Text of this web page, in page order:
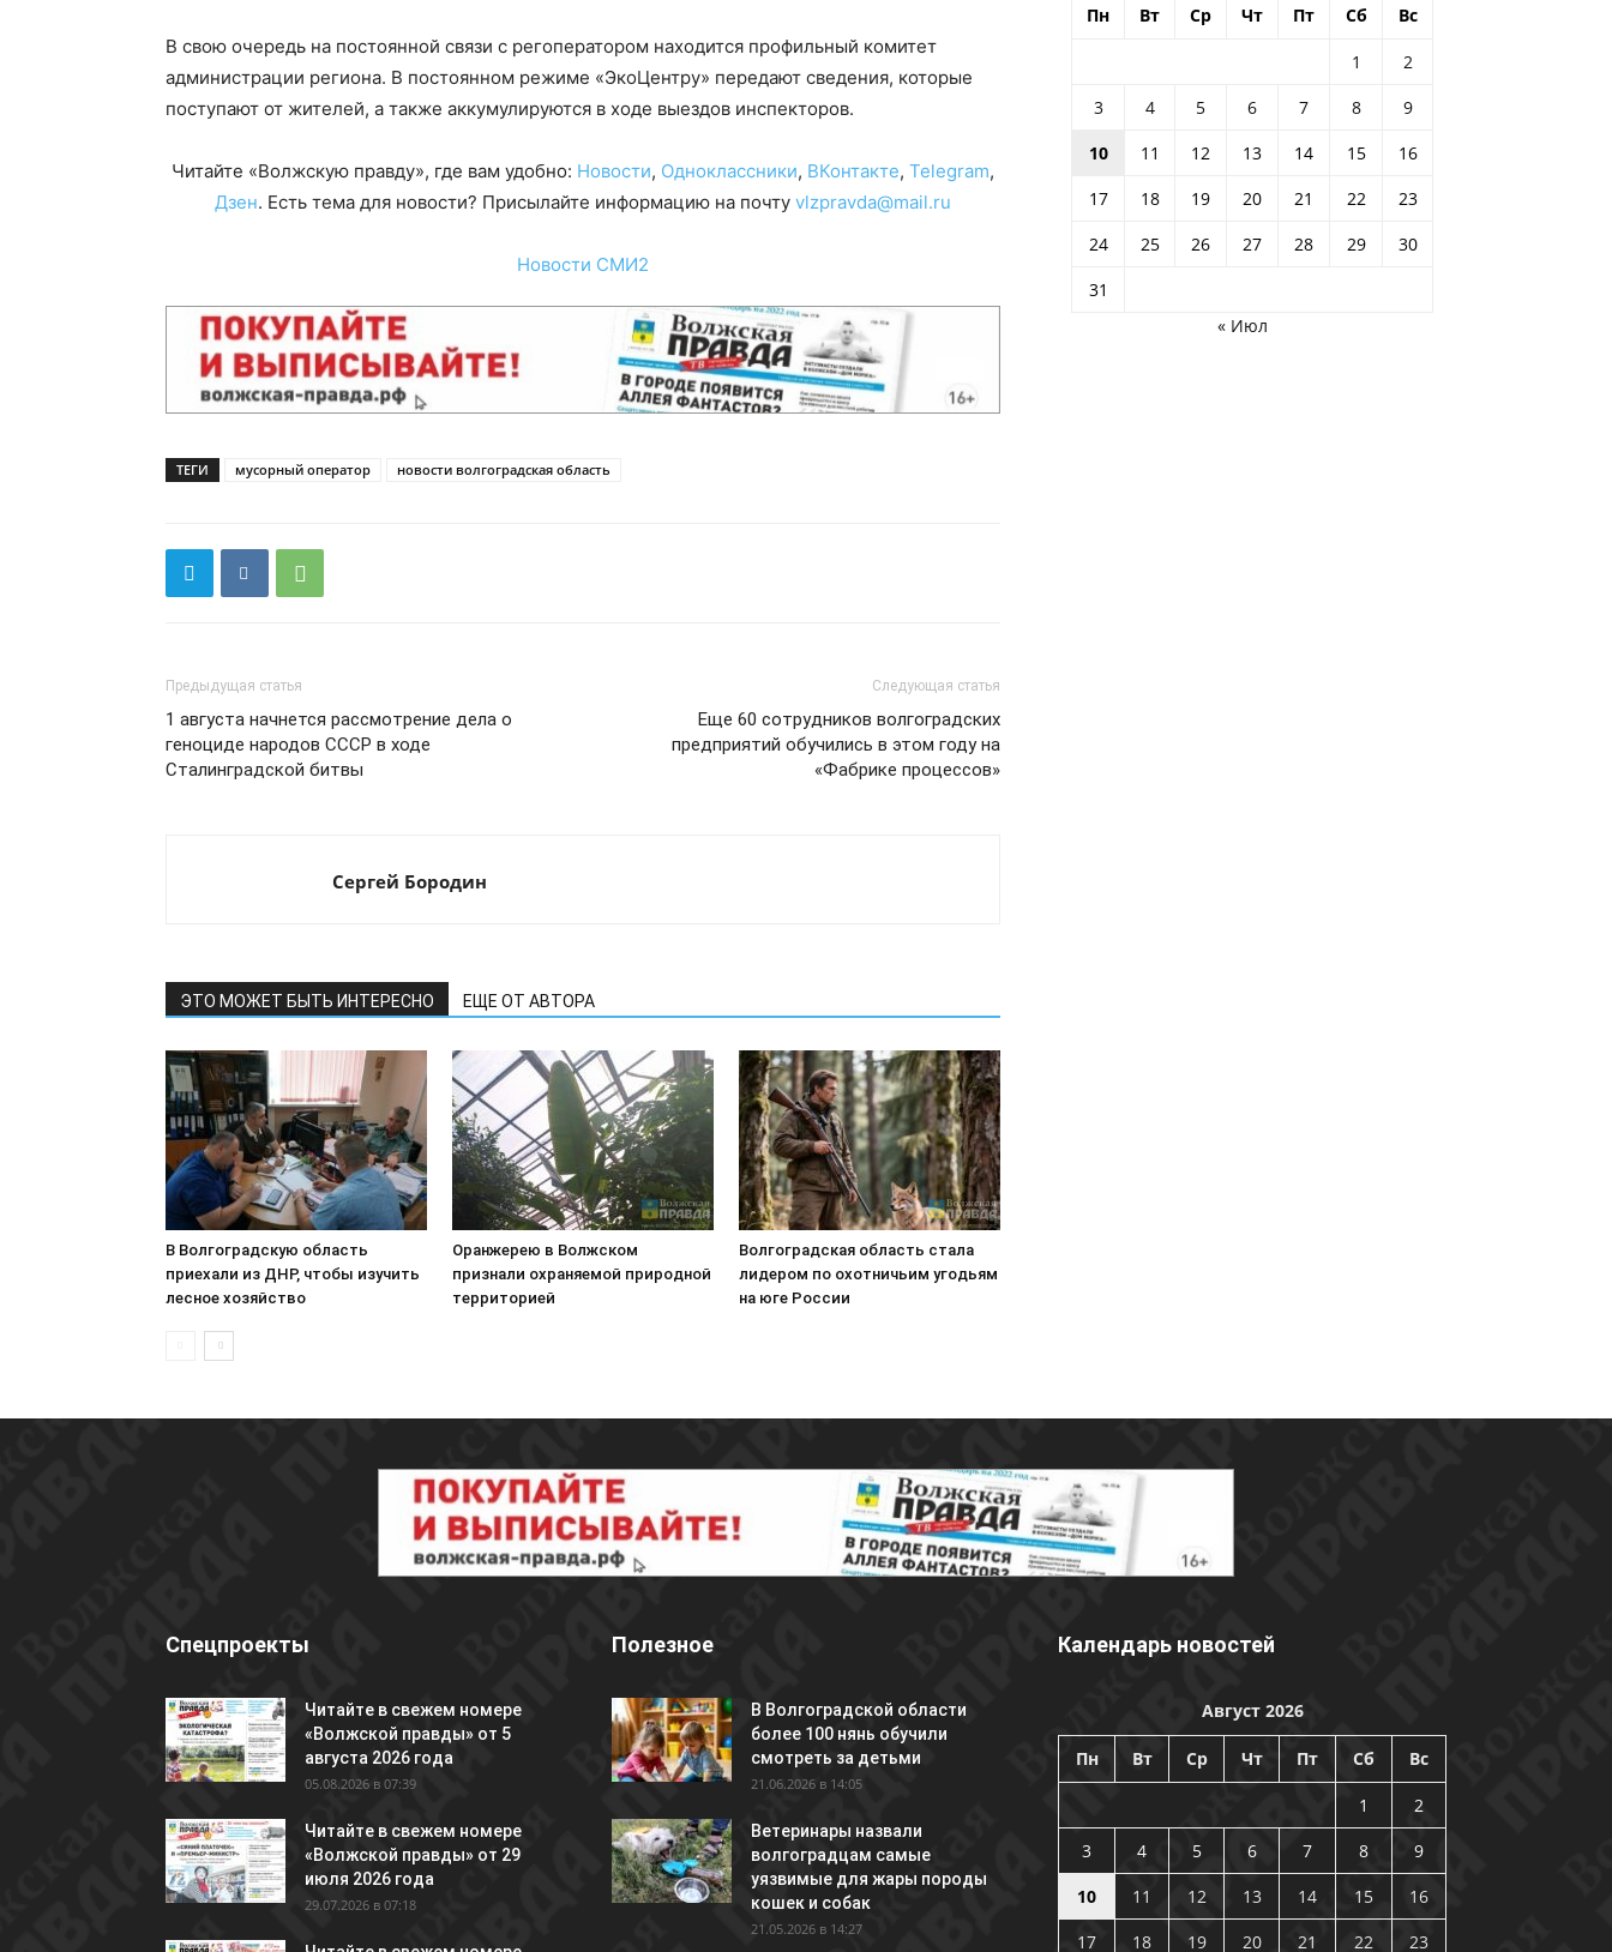
В свою очередь на постоянной связи с регоператором находится профильный комитет
администрации региона. В постоянном режиме «ЭкоЦентру» передают сведения, которые
поступают от жителей, а также аккумулируются в ходе выездов инспекторов.
Читайте «Волжскую правду», где вам удобно: Новости, Одноклассники, ВКонтакте, Telegram,
Дзен. Есть тема для новости? Присылайте информацию на почту vlzpravda@mail.ru
Новости СМИ2
ТЕГИ мусорный оператор новости волгоградская область
Предыдущая статья
1 августа начнется рассмотрение дела о
геноциде народов СССР в ходе
Сталинградской битвы
Следующая статья
Еще 60 сотрудников волгоградских
предприятий обучились в этом году на
«Фабрике процессов»
Сергей Бородин
ЭТО МОЖЕТ БЫТЬ ИНТЕРЕСНО ЕЩЕ ОТ АВТОРА
В Волгоградскую область
приехали из ДНР, чтобы изучить
лесное хозяйство
Оранжерею в Волжском
признали охраняемой природной
территорией
Волгоградская область стала
лидером по охотничьим угодьям
на юге России
Пн Вт Ср Чт Пт Сб Вс
1
2
3
4 5 6 7 8
9
10
11 12 13 14 15
16
17
18 19 20 21 22
23
24
25 26 27 28 29
30
31
« Июл
Спецпроекты
Читайте в свежем номере
«Волжской правды» от 5
августа 2026 года
05.08.2026 в 07:39
Читайте в свежем номере
«Волжской правды» от 29
июля 2026 года
29.07.2026 в 07:18
Полезное
В Волгоградской области
более 100 нянь обучили
смотреть за детьми
21.06.2026 в 14:05
Ветеринары назвали
волгоградцам самые
уязвимые для жары породы
кошек и собак
21.05.2026 в 14:27
Календарь новостей
Август 2026
Пн Вт Ср Чт Пт Сб Вс
1
2
3
4 5 6 7 8
9
10
11 12 13 14 15
16
17
18 19 20 21 22 23